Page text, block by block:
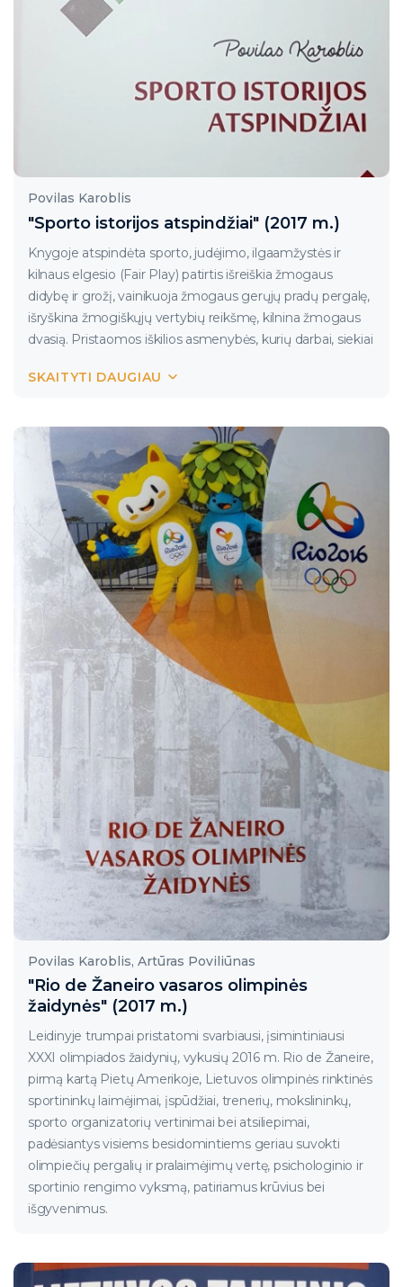
Povilas Karoblis
"Sporto istorijos atspindžiai" (2017 m.)
Knygoje atspindėta sporto, judėjimo, ilgaamžystės ir
kilnaus elgesio (Fair Play) patirtis išreiškia žmogaus
didybę ir grožį, vainikuoja žmogaus gerųjų pradų pergalę,
išryškina žmogiškųjų vertybių reikšmę, kilnina žmogaus
dvasią. Pristaomos iškilios asmenybės, kurių darbai, siekiai
mokslinio gyvenimo, mokslo paveldo dalis.
magistrantai, doktorantai, sporto vadybininkai,
organizuojantys sportininkų rengimą olimpinėms
žaidynėms, suras olimpinio sporto istorijos faktų, praeities
interpretavimo detalių ir naujų įžvalgų
SKAITYTI DAUGIAU
Povilas Karoblis, Artūras Poviliūnas
"Rio de Žaneiro vasaros olimpinės
žaidynės" (2017 m.)
Leidinyje trumpai pristatomi svarbiausi, įsimintiniausi
XXXI olimpiados žaidynių, vykusių 2016 m. Rio de Žaneire,
pirmą kartą Pietų Amerikoje, Lietuvos olimpinės rinktinės
sportininkų laimėjimai, įspūdžiai, trenerių, mokslininkų,
sporto organizatorių vertinimai bei atsiliepimai,
padėsiantys visiems besidomintiems geriau suvokti
olimpiečių pergalių ir pralaimėjimų vertę, psichologinio ir
sportinio rengimo vyksmą, patiriamus krūvius bei
išgyvenimus.